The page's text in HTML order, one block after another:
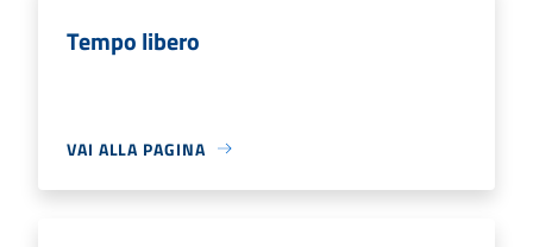
Tempo libero
VAI ALLA PAGINA